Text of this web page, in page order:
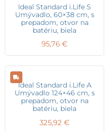
Ideal Standard i.Life S
Umývadlo, 60×38 cm, s
prepadom, otvor na
batériu, biela
95,76 €
Ideal Standard i.Life A
Umývadlo 124×46 cm, s
prepadom, otvor na
batériu, biela
325,92 €